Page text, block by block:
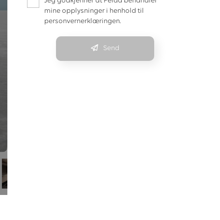
mine opplysninger i henhold til
personvernerklæringen.
Send